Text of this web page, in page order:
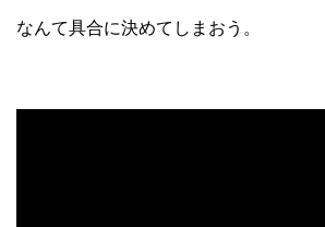
なんて具合に決めてしまおう。